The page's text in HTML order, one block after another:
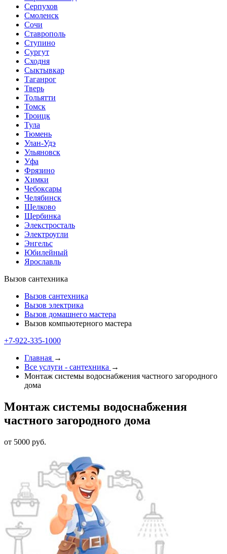
Серпухов
Смоленск
Сочи
Ставрополь
Ступино
Сургут
Сходня
Сыктывкар
Таганрог
Тверь
Тольятти
Томск
Троицк
Тула
Тюмень
Улан-Удэ
Ульяновск
Уфа
Фрязино
Химки
Чебоксары
Челябинск
Щелково
Щербинка
Элекстросталь
Электроугли
Энгельс
Юбилейный
Ярославль
Вызов сантехника
Вызов сантехника
Вызов электрика
Вызов домашнего мастера
Вызов компьютерного мастера
+7-922-335-2000
Главная →
Все услуги - cантехника →
Монтаж системы водоснабжения частного загородного
дома
Монтаж системы водоснабжения
частного загородного дома
от 5000 руб.